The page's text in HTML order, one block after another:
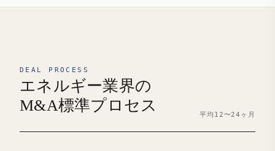
DEAL PROCESS
エネルギー業界の
M&A標準プロセス
平均12〜24ヶ月